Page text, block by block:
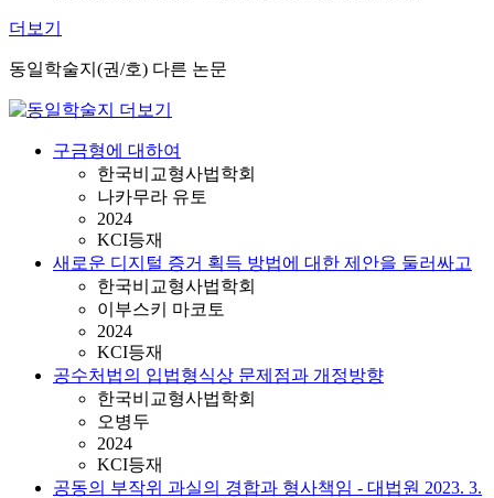
더보기
동일학술지(권/호) 다른 논문
구금형에 대하여
한국비교형사법학회
나카무라 유토
2024
KCI등재
새로운 디지털 증거 획득 방법에 대한 제안을 둘러싸고
한국비교형사법학회
이부스키 마코토
2024
KCI등재
공수처법의 입법형식상 문제점과 개정방향
한국비교형사법학회
오병두
2024
KCI등재
공동의 부작위 과실의 경합과 형사책임 - 대법원 2023. 3.